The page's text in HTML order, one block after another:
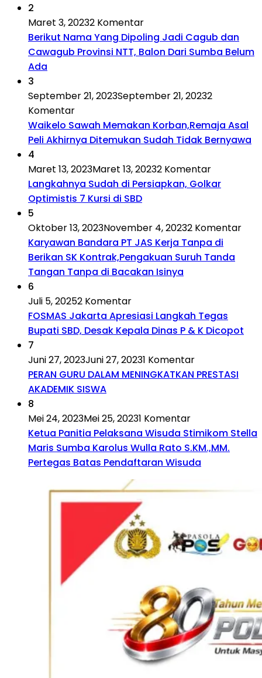
2
Maret 3, 20232 Komentar
Berikut Nama Yang Dipoling Jadi Cagub dan
Cawagub Provinsi NTT, Balon Dari Sumba Belum
Ada
3
September 21, 2023September 21, 20232
Komentar
Waikelo Sawah Memakan Korban,Remaja Asal
Peli Akhirnya Ditemukan Sudah Tidak Bernyawa
4
Maret 13, 2023Maret 13, 20232 Komentar
Langkahnya Sudah di Persiapkan, Golkar
Optimistis 7 Kursi di SBD
5
Oktober 13, 2023November 4, 20232 Komentar
Karyawan Bandara PT JAS Kerja Tanpa di
Berikan SK Kontrak,Pengakuan Suruh Tanda
Tangan Tanpa di Bacakan Isinya
6
Juli 5, 20252 Komentar
FOSMAS Jakarta Apresiasi Langkah Tegas
Bupati SBD, Desak Kepala Dinas P & K Dicopot
7
Juni 27, 2023Juni 27, 20231 Komentar
PERAN GURU DALAM MENINGKATKAN PRESTASI
AKADEMIK SISWA
8
Mei 24, 2023Mei 25, 20231 Komentar
Ketua Panitia Pelaksana Wisuda Stimikom Stella
Maris Sumba Karolus Wulla Rato S.KM.,MM.
Pertegas Batas Pendaftaran Wisuda